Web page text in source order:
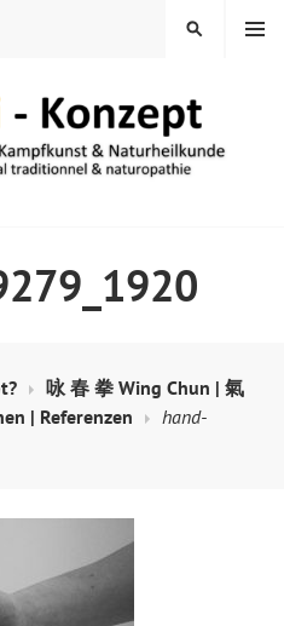
MENÜ
SUCHEN
咏 春 拳 Wing Chun | 氣
| Referenzen
hand-